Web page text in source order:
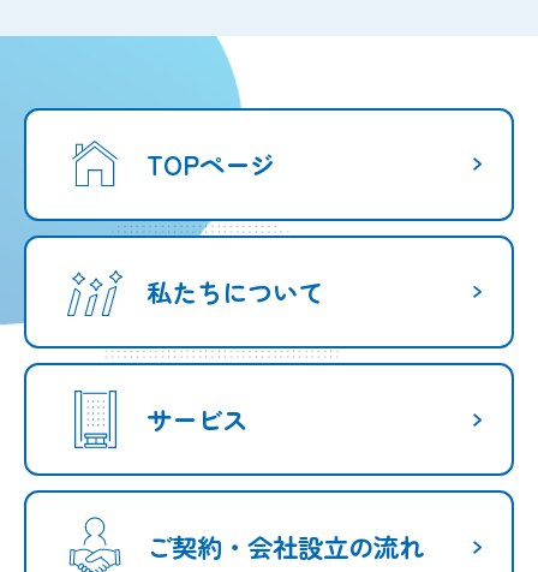
TOPページ
私たちについて
サービス
ご契約・会社設立の流れ